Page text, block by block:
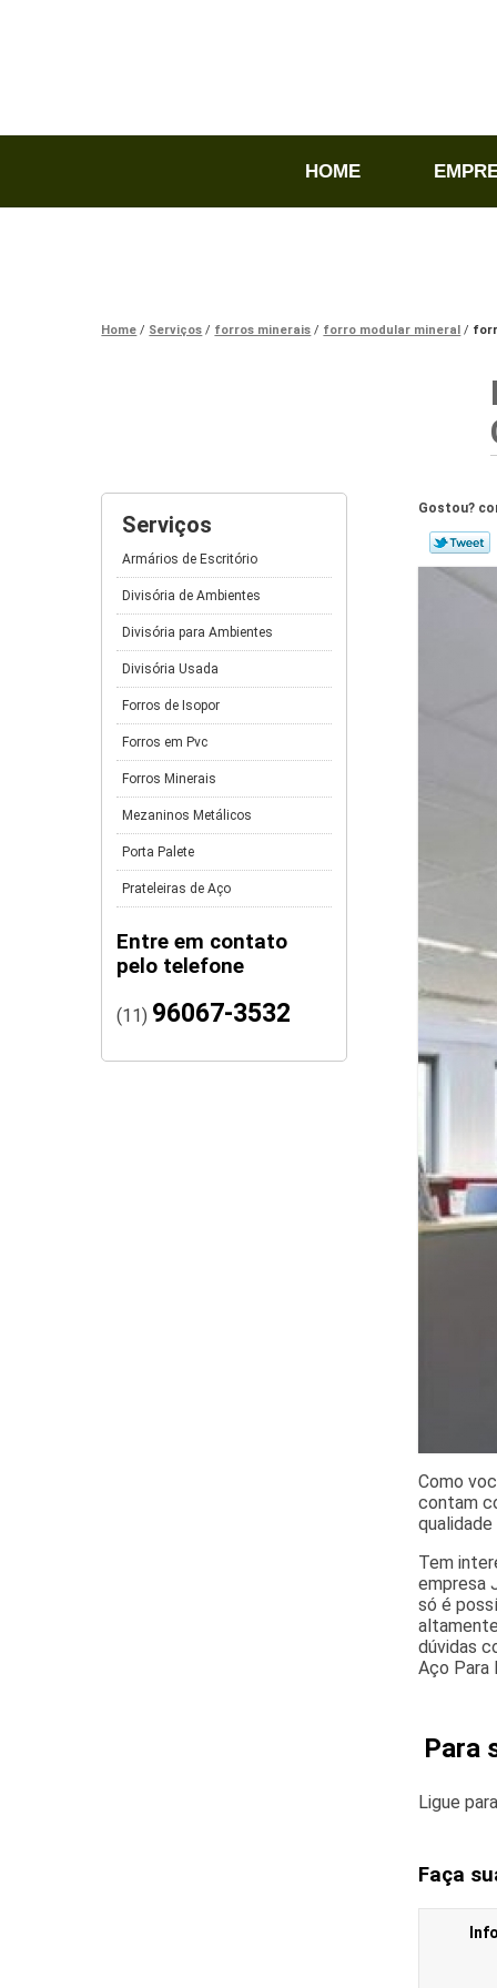
HOME
Home Serviços forros minerais forro modular mineral
Serviços
Armários de Escritório
Divisória de Ambientes
Divisória para Ambientes
Divisória Usada
Forros de Isopor
Forros em Pvc
Forros Minerais
Mezaninos Metálicos
Porta Palete
Prateleiras de Aço
Entre em contato
pelo telefone
(11) 96067-3532
Gostou?
Como
contam
Tem
empresa
só é
dúvidas
Aço Para
Para
Ligue
Faça